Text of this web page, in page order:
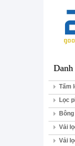
Danh
Tấm
Lọc
Vải
Vải